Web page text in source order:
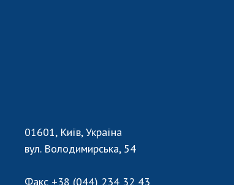
01601, Київ, Україна
вул. Володимирська, 54
Факс +38 (044) 234 32 43